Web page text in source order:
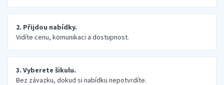
2. Přijdou nabídky.
Vidíte cenu, komunikaci a dostupnost.
3. Vyberete šikulu.
Bez závazku, dokud si nabídku nepotvrdíte.